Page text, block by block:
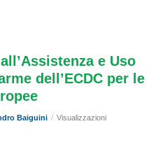
e Uso
dell’ECDC per le
Baiguini / Visualizzazioni